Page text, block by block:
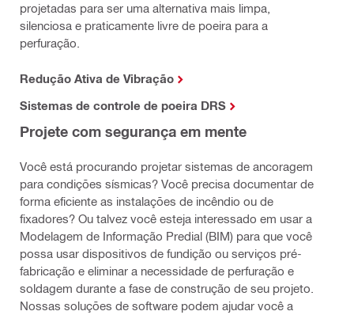
projetadas para ser uma alternativa mais limpa,
silenciosa e praticamente livre de poeira para a
perfuração.
Redução Ativa de Vibração
Sistemas de controle de poeira DRS
Projete com segurança em mente
Você está procurando projetar sistemas de ancoragem
para condições sísmicas? Você precisa documentar de
forma eficiente as instalações de incêndio ou de
fixadores? Ou talvez você esteja interessado em usar a
Modelagem de Informação Predial (BIM) para que você
possa usar dispositivos de fundição ou serviços pré-
fabricação e eliminar a necessidade de perfuração e
soldagem durante a fase de construção de seu projeto.
Nossas soluções de software podem ajudar você a